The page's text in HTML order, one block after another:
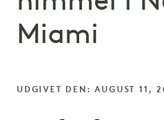
Miami
UDGIVET DEN: AUGUST 11,